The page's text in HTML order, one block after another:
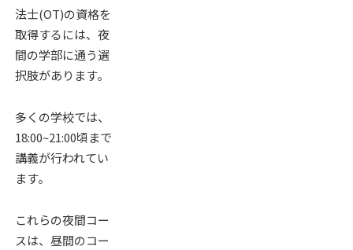
法士(OT)の資格を
取得するには、夜
間の学部に通う選
択肢があります。
多くの学校では、
18:00~21:00頃まで
講義が行われてい
ます。
これらの夜間コー
スは、昼間のコー